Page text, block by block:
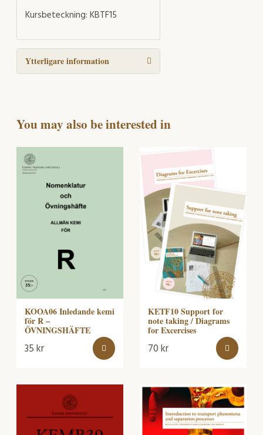
Kursbeteckning: KBTF15
Ytterligare information
You may also be interested in
KOOA06 Inledande kemi
för R –
ÖVNINGSHÄFTE
35kr
KETF10 Support for
note taking / Diagrams
for Excercises
70kr